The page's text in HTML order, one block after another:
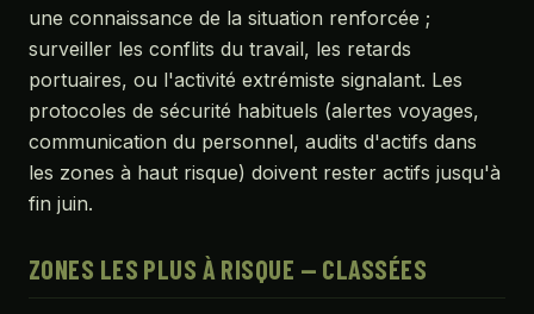
une connaissance de la situation renforcée ;
surveiller les conflits du travail, les retards
portuaires, ou l'activité extrémiste signalant. Les
protocoles de sécurité habituels (alertes voyages,
communication du personnel, audits d'actifs dans
les zones à haut risque) doivent rester actifs jusqu'à
fin juin.
ZONES LES PLUS À RISQUE — CLASSÉES